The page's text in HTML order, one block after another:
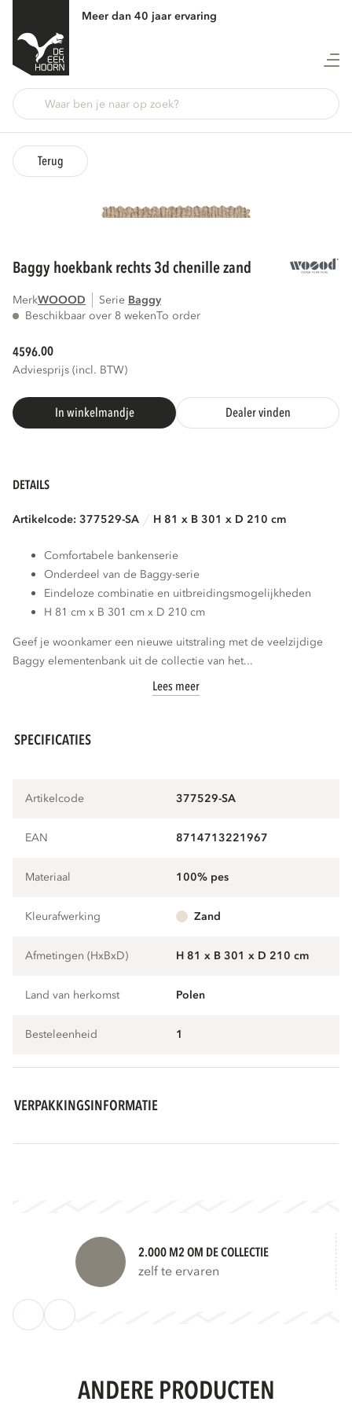
Meer dan 40 jaar ervaring
Terug
baggy hoekbank rechts 3d chenille zand
MerkWOOOD Serie
baggy
Beschikbaar over 8 wekenTo order
4596.00
Adviesprijs (incl. BTW)
In winkelmandje Dealer vinden
DETAILS
Artikelcode: 377529-SA H 81 x B 301 x D 210 cm
Comfortabele bankenserie
Onderdeel van de Baggy-serie
Eindeloze combinatie en uitbreidingsmogelijkheden
H 81 cm x B 301 cm x D 210 cm
Geef je woonkamer een nieuwe uitstraling met de veelzijdige
Baggy elementenbank uit de collectie van het...
Lees meer
SPECIFICATIES
Artikelcode 377529-SA
EAN 8714713221967
Materiaal 100% pes
Kleurafwerking zand
Afmetingen (HxBxD) H 81 x B 301 x D 210 cm
Land van herkomst Polen
Besteleenheid 1
VERPAKKINGSINFORMATIE
2.000 M2 OM DE COLLECTIE
zelf te ervaren
ANDERE PRODUCTEN